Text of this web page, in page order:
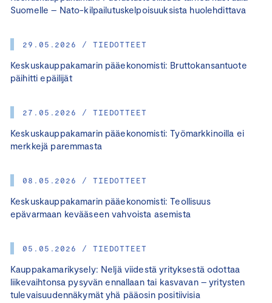
Suomelle – Nato-kilpailutuskelpoisuuksista huolehdittava
29.05.2026 / TIEDOTTEET
Keskuskauppakamarin pääekonomisti: Bruttokansantuote
päihitti epäilijät
27.05.2026 / TIEDOTTEET
Keskuskauppakamarin pääekonomisti: Työmarkkinoilla ei
merkkejä paremmasta
08.05.2026 / TIEDOTTEET
Keskuskauppakamarin pääekonomisti: Teollisuus
epävarmaan kevääseen vahvoista asemista
05.05.2026 / TIEDOTTEET
Kauppakamarikysely: Neljä viidestä yrityksestä odottaa
liikevaihtonsa pysyvän ennallaan tai kasvavan – yritysten
tulevaisuudennäkymät yhä pääosin positiivisia